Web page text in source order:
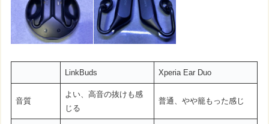
LinkBuds Xperia Ear Duo
音質
よい、高音の抜けも感
じる
普通、やや籠もった感じ